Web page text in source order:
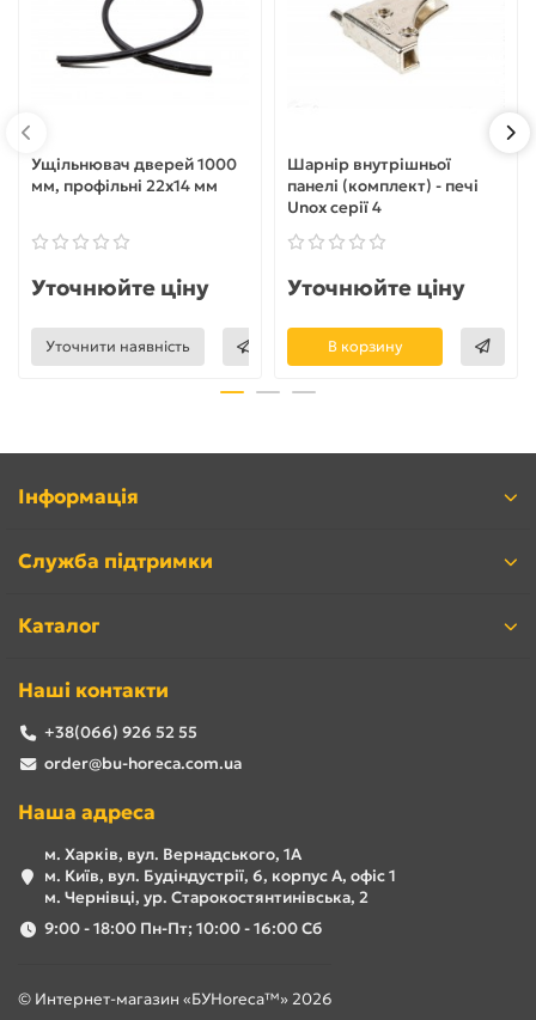
Ущільнювач дверей 1000
мм, профільні 22x14 мм
Уточнюйте ціну
Уточнити наявність
Шарнір внутрішньої
панелі (комплект) - печі
Unox серії 4
Уточнюйте ціну
В корзину
Інформація
Служба підтримки
Каталог
Наші контакти
+38(066) 926 52 55
order@bu-horeca.com.ua
Наша адреса
м. Харків, вул. Вернадського, 1А
м. Київ, вул. Будіндустрії, 6, корпус А, офіс 1
м. Чернівці, ур. Старокостянтинівська, 2
9:00 - 18:00 Пн-Пт; 10:00 - 16:00 Сб
© Интернет-магазин «БУHoreca™» 2026